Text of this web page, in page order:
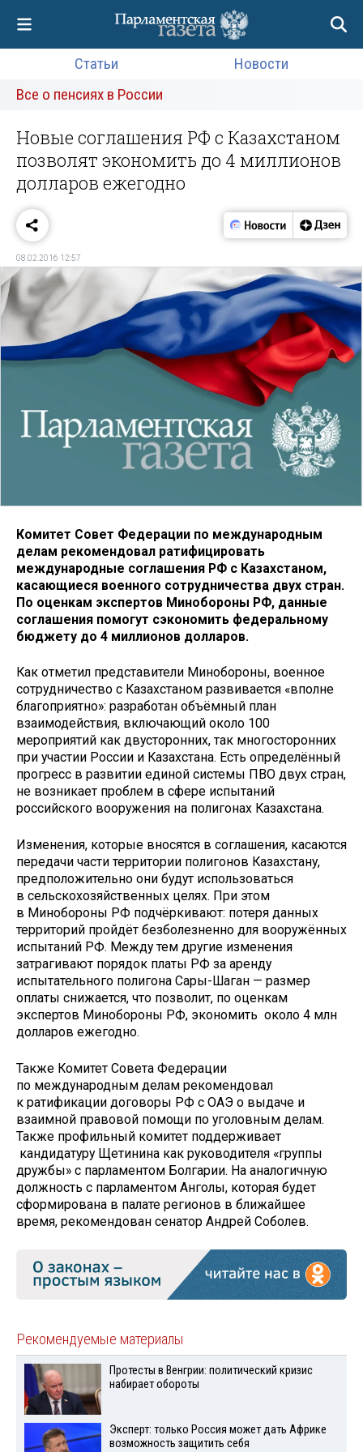
Статьи
Новости
Все о пенсиях в России
Новые соглашения РФ с Казахстаном
позволят экономить до 4 миллионов
долларов ежегодно
08.02.2016 12:57
Комитет Совет Федерации по международным
делам рекомендовал ратифицировать
международные соглашения РФ с Казахстаном,
касающиеся военного сотрудничества двух стран.
По оценкам экспертов Минобороны РФ, данные
соглашения помогут сэкономить федеральному
бюджету до 4 миллионов долларов.
Как отметил представители Минобороны, военное
сотрудничество с Казахстаном развивается «вполне
благоприятно»: разработан объёмный план
взаимодействия, включающий около 100
мероприятий как двусторонних, так многосторонних
при участии России и Казахстана. Есть определённый
прогресс в развитии единой системы ПВО двух стран,
не возникает проблем в сфере испытаний
российского вооружения на полигонах Казахстана.
Изменения, которые вносятся в соглашения, касаются
передачи части территории полигонов Казахстану,
предположительно они будут использоваться
в сельскохозяйственных целях. При этом
в Минобороны РФ подчёркивают: потеря данных
территорий пройдёт безболезненно для вооружённых
испытаний РФ. Между тем другие изменения
затрагивают порядок платы РФ за аренду
испытательного полигона Сары-Шаган — размер
оплаты снижается, что позволит, по оценкам
экспертов Минобороны РФ, экономить около 4 млн
долларов ежегодно.
Также Комитет Совета Федерации
по международным делам рекомендовал
к ратификации договоры РФ с ОАЭ о выдаче и
взаимной правовой помощи по уголовным делам.
Также профильный комитет поддерживает
кандидатуру Щетинина как руководителя «группы
дружбы» с парламентом Болгарии. На аналогичную
должность с парламентом Анголы, которая будет
сформирована в палате регионов в ближайшее
время, рекомендован сенатор Андрей Соболев.
Рекомендуемые материалы
Протесты в Венгрии: политический кризис
набирает обороты
Эксперт: только Россия может дать Африке
возможность защитить себя